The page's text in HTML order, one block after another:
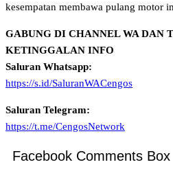
kesempatan membawa pulang motor
GABUNG DI CHANNEL WA DAN
KETINGGALAN INFO
Saluran Whatsapp:
https://s.id/SaluranWACengos
Saluran Telegram:
https://t.me/CengosNetwork
Facebook Comments Box